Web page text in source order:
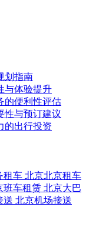
划指南
与体验提升
的便利性评估
性与预订建议
的出行投资
租车 北京北京租车
班车租赁 北京大巴
送 北京机场接送